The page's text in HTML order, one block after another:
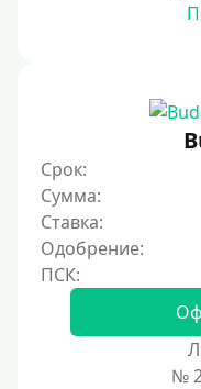
Пенсионерам до 70
Пенсионерам до 85
Безработным
Даже бомжам
Без указания места
Для иностранных
Для иностранных
Для иностранных
Для иностранных
Срок:
Сумма:
Ставка:
Одобрение:
№